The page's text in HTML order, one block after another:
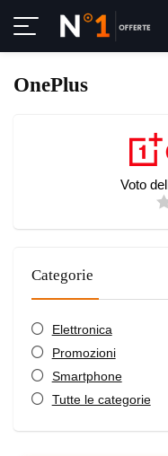
OnePlus
Voto
Categorie
Elettronica
Promozioni
Smartphone
Tutte le categorie